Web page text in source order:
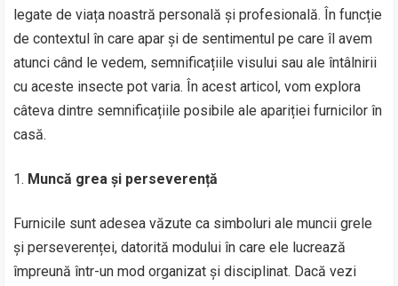
legate de viața noastră personală și profesională. În funcție
de contextul în care apar și de sentimentul pe care îl avem
atunci când le vedem, semnificațiile visului sau ale întâlnirii
cu aceste insecte pot varia. În acest articol, vom explora
câteva dintre semnificațiile posibile ale apariției furnicilor în
casă.
Muncă grea și perseverență
Furnicile sunt adesea văzute ca simboluri ale muncii grele
și perseverenței, datorită modului în care ele lucrează
împreună într-un mod organizat și disciplinat. Dacă vezi